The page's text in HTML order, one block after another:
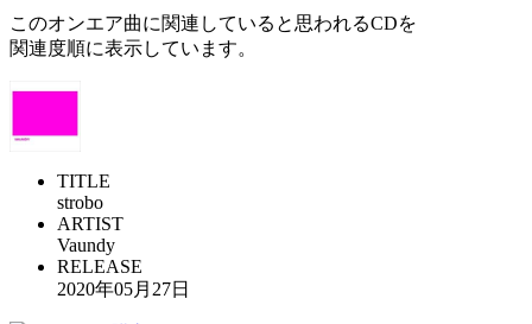
このオンエア曲に関連していると思われるCDを
関連度順に表示しています。
TITLE
strobo
ARTIST
Vaundy
RELEASE
2020年05月27日